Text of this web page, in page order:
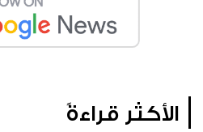
الأكثر قراءةً